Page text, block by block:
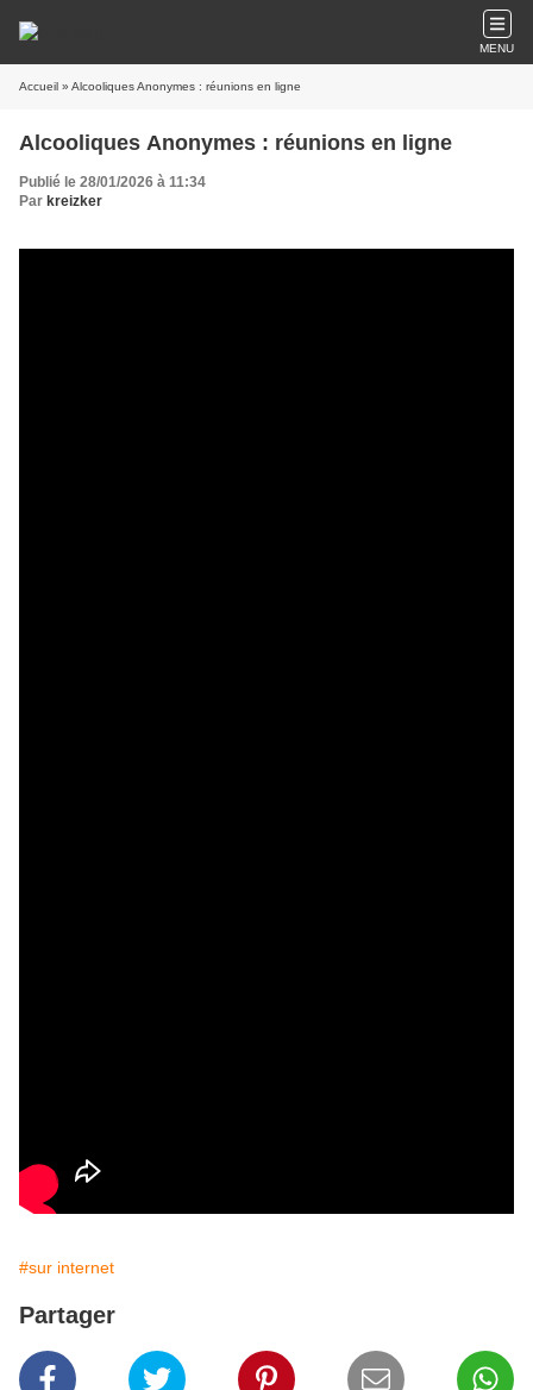
MENU
Accueil » Alcooliques Anonymes : réunions en ligne
Alcooliques Anonymes : réunions en ligne
Publié le 28/01/2026 à 11:34
Par kreizker
#sur internet
Partager